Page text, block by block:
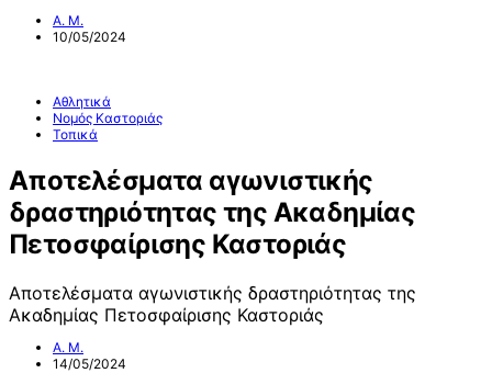
Α. Μ.
10/05/2024
Αθλητικά
Νομός Καστοριάς
Τοπικά
Aποτελέσματα αγωνιστικής
δραστηριότητας της Ακαδημίας
Πετοσφαίρισης Καστοριάς
Aποτελέσματα αγωνιστικής δραστηριότητας της
Ακαδημίας Πετοσφαίρισης Καστοριάς
Α. Μ.
14/05/2024